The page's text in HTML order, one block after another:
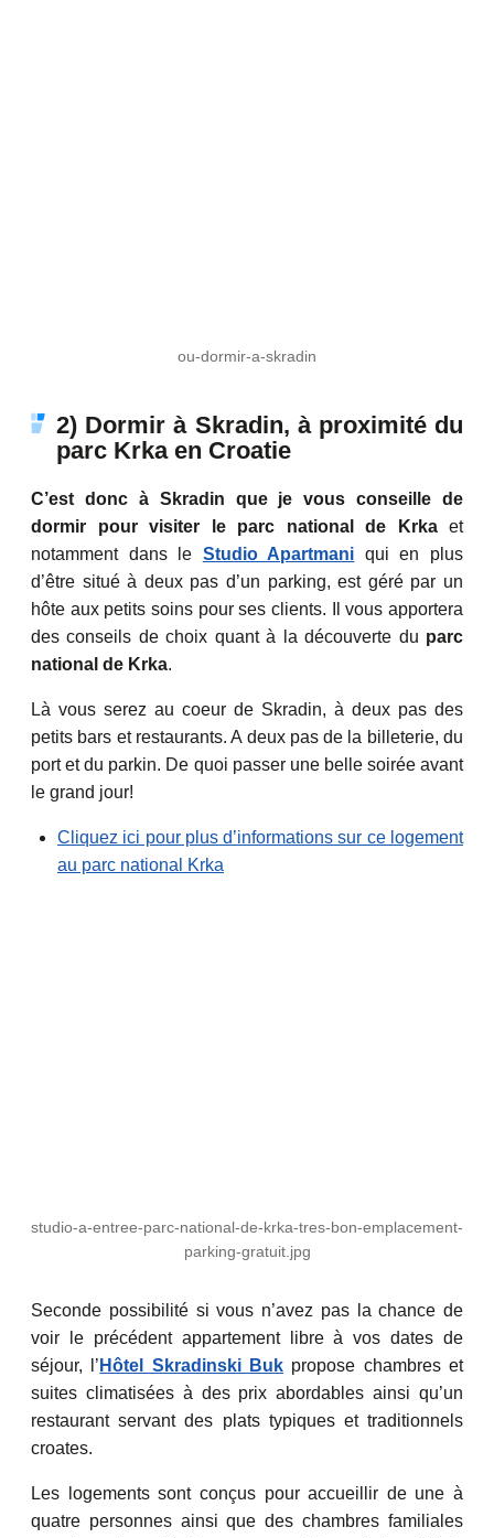
ou-dormir-a-skradin
2) Dormir à Skradin, à proximité du
parc Krka en Croatie
C’est donc à Skradin que je vous conseille de
dormir pour visiter le parc national de Krkaet
notamment dans le Studio Apartmani qui en plus
d’être situé à deux pas d’un parking, est géré par un
hôte aux petits soins pour ses clients. Il vous apportera
des conseils de choix quant à la découverte du parc
national de Krka.
Là vous serez au coeur de Skradin, à deux pas des
petits bars et restaurants. A deux pas de la billeterie, du
port et du parkin. De quoi passer une belle soirée avant
le grand jour!
Cliquez ici pour plus d’informations sur ce logement
au parc national Krka
studio-a-entree-parc-national-de-krka-tres-bon-emplacement-
parking-gratuit.jpg
Seconde possibilité si vous n’avez pas la chance de
voir le précédent appartement libre à vos dates de
séjour, l’ Hôtel Skradinski Buk propose chambres et
suites climatisées à des prix abordables ainsi qu’un
restaurant servant des plats typiques et traditionnels
croates.
Les logements sont conçus pour accueillir de une à
quatre personnes ainsi que des chambres familiales